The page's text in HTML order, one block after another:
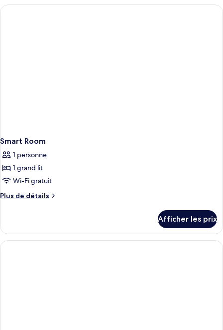
Smart Room
1 personne
1 grand lit
Wi-Fi gratuit
Plus de détails
Plus
Smart
Room
Afficher les prix